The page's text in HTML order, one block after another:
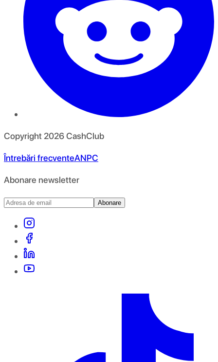
Copyright 2026CashClub
Întrebări frecventeANPC
Abonare newsletter
Abonare